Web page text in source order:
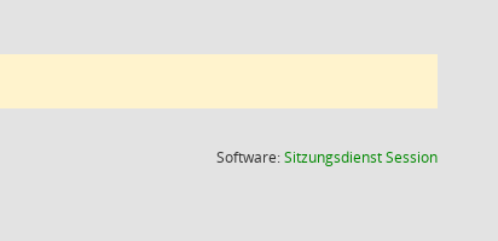
Software:SitzungsdienstSession(Wird in